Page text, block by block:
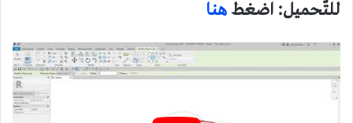
للتّحميل: اضغطهنا